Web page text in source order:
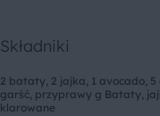
Składniki
2 bataty, 2 jajka, 1 avocado, 5
garść, przyprawy g Bataty,
klarowane